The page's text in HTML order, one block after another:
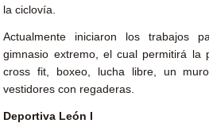
la ciclovía.
Actualmente iniciaron los trabajos
gimnasio extremo, el cual permitirá la
cross fit, boxeo, lucha libre, un
vestidores con regaderas.
Deportiva León I